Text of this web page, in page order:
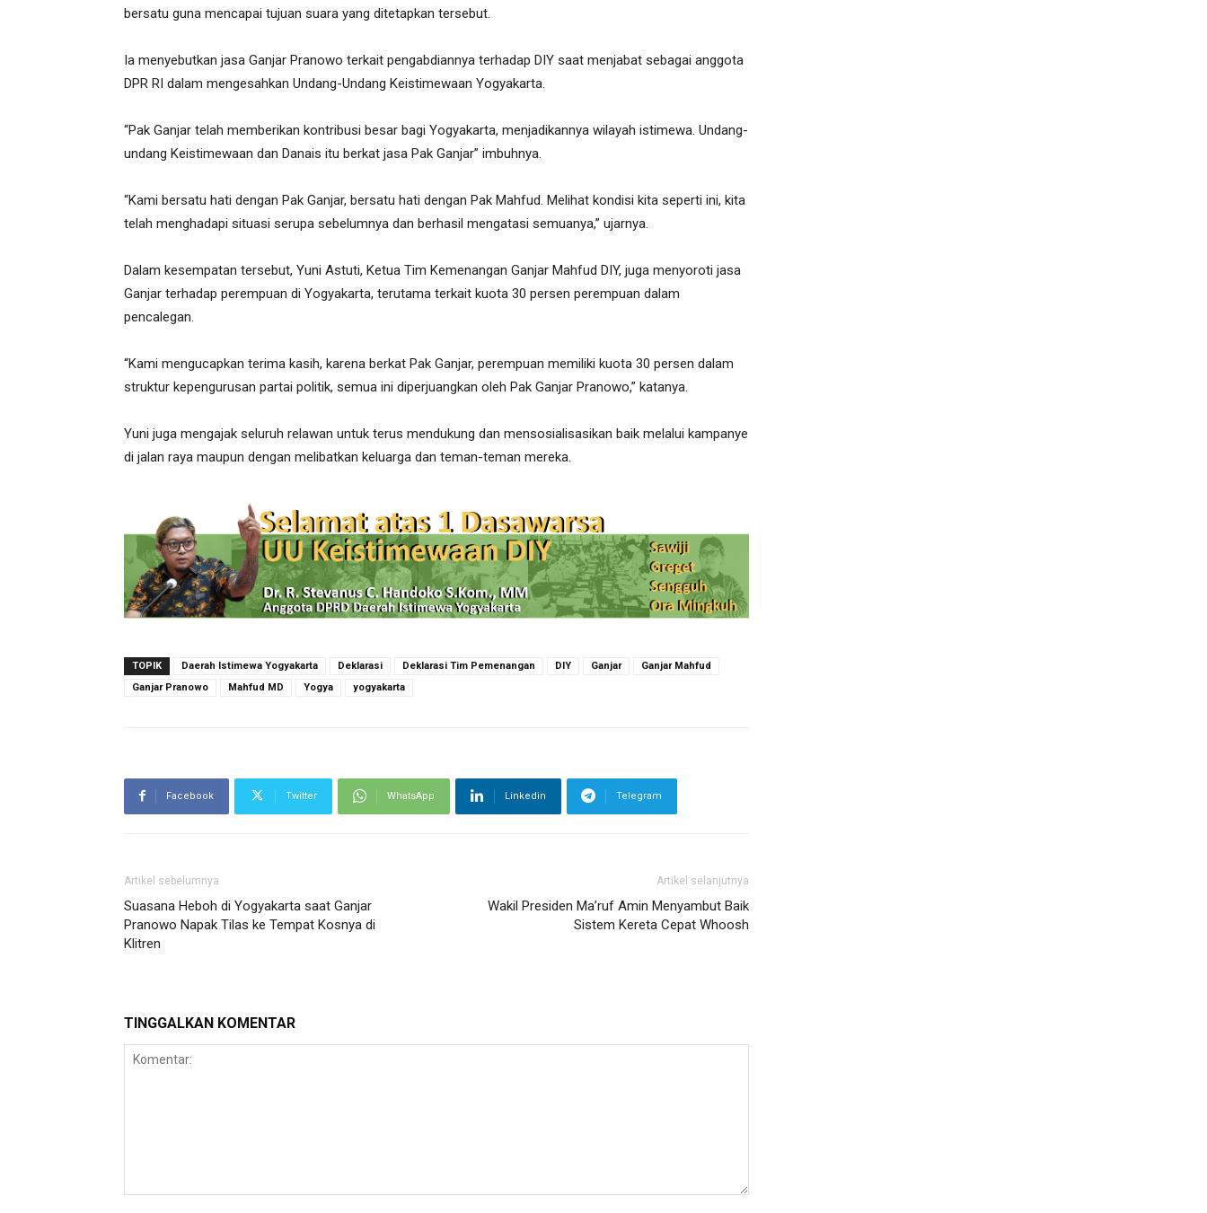
bersatu guna mencapai tujuan suara yang ditetapkan tersebut.
Ia menyebutkan jasa Ganjar Pranowo terkait pengabdiannya terhadap DIY saat menjabat sebagai anggota
DPR RI dalam mengesahkan Undang-Undang Keistimewaan Yogyakarta.
“Pak Ganjar telah memberikan kontribusi besar bagi Yogyakarta, menjadikannya wilayah istimewa. Undang-
undang Keistimewaan dan Danais itu berkat jasa Pak Ganjar” imbuhnya.
“Kami bersatu hati dengan Pak Ganjar, bersatu hati dengan Pak Mahfud. Melihat kondisi kita seperti ini, kita
telah menghadapi situasi serupa sebelumnya dan berhasil mengatasi semuanya,” ujarnya.
Dalam kesempatan tersebut, Yuni Astuti, Ketua Tim Kemenangan Ganjar Mahfud DIY, juga menyoroti jasa
Ganjar terhadap perempuan di Yogyakarta, terutama terkait kuota 30 persen perempuan dalam
pencalegan.
“Kami mengucapkan terima kasih, karena berkat Pak Ganjar, perempuan memiliki kuota 30 persen dalam
struktur kepengurusan partai politik, semua ini diperjuangkan oleh Pak Ganjar Pranowo,” katanya.
Yuni juga mengajak seluruh relawan untuk terus mendukung dan mensosialisasikan baik melalui kampanye
di jalan raya maupun dengan melibatkan keluarga dan teman-teman mereka.
TOPIK Daerah Istimewa Yogyakarta Deklarasi Deklarasi Tim Pemenangan DIY Ganjar
Ganjar Mahfud
Ganjar Pranowo
Mahfud MD Yogya yogyakarta
Facebook Twitter WhatsApp Linkedin Telegram
Artikel sebelumnya
Suasana Heboh di Yogyakarta saat Ganjar
Pranowo Napak Tilas ke Tempat Kosnya di
Klitren
Artikel selanjutnya
Wakil Presiden Ma’ruf Amin Menyambut Baik
Sistem Kereta Cepat Whoosh
TINGGALKAN KOMENTAR